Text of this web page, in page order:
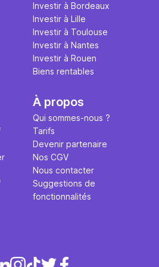
Investir à Bordeaux
Investir à Lille
Investir à Toulouse
Investir à Nantes
Investir à Rouen
Biens rentables
À propos
Qui sommes-nous ?
Tarifs
Devenir partenaire
Nos CGV
Nous contacter
Suggestions de
fonctionnalités